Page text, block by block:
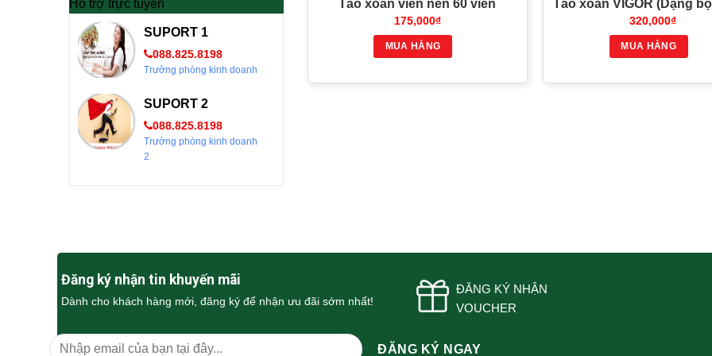
Hỗ trợ trực tuyến
SUPORT 1
088.825.8198
Trưởng phòng kinh doanh
SUPORT 2
088.825.8198
Trưởng phòng kinh doanh
2
Tảo xoắn viên nén 60 viên
175,000₫
MUA HÀNG
Tảo xoắn VIGOR (Dạng
320,000₫
MUA HÀNG
Đăng ký nhận tin khuyến mãi
Dành cho khách hàng mới, đăng ký để nhận ưu đãi sớm nhất!
ĐĂNG KÝ NHẬN
VOUCHER